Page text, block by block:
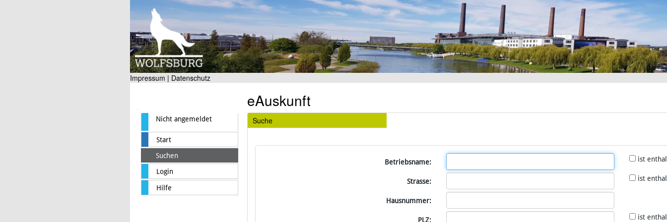
Impressum | Datenschutz
Nicht angemeldet
Start
Suchen
Login
Hilfe
eAuskunft
Suche
Betriebsname: ist
Strasse: ist
Hausnummer:
PLZ: ist